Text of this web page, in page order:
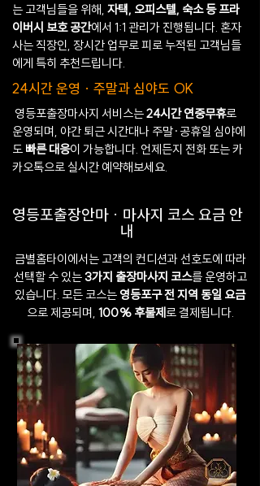
는 고객님들을 위해, 자택, 오피스텔, 숙소 등 프라
이버시 보호 공간에서 1:1 관리가 진행됩니다. 혼자
사는 직장인, 장시간 업무로 피로 누적된 고객님들
에게 특히 추천드립니다.
24시간 운영 · 주말과 심야도 OK
영등포출장마사지 서비스는24시간 연중무휴로
운영되며, 야간 퇴근 시간대나 주말·공휴일 심야에
도 빠른 대응이 가능합니다. 언제든지 전화 또는 카
카오톡으로 실시간 예약해보세요.
영등포출장안마 · 마사지 코스 요금 안
내
금별홈타이에서는 고객의 컨디션과 선호도에 따라
선택할 수 있는 3가지 출장마사지 코스를 운영하고
있습니다. 모든 코스는 영등포구 전 지역 동일 요금
으로 제공되며, 100% 후불제로 결제됩니다.